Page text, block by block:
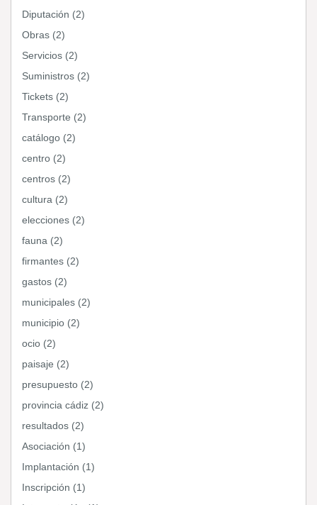
Diputación (2)
Obras (2)
Servicios (2)
Suministros (2)
Tickets (2)
Transporte (2)
catálogo (2)
centro (2)
centros (2)
cultura (2)
elecciones (2)
fauna (2)
firmantes (2)
gastos (2)
municipales (2)
municipio (2)
ocio (2)
paisaje (2)
presupuesto (2)
provincia cádiz (2)
resultados (2)
Asociación (1)
Implantación (1)
Inscripción (1)